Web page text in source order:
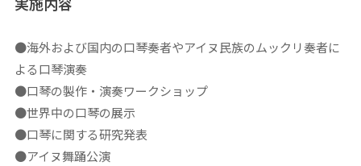
●海外および国内の口琴奏者やアイヌ民族のムックリ奏者に
よる口琴演奏
●口琴の製作・演奏ワークショップ
●世界中の口琴の展示
●口琴に関する研究発表
●アイヌ舞踊公演